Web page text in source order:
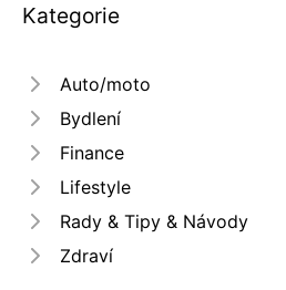
Kategorie
Auto/moto
Bydlení
Finance
Lifestyle
Rady & Tipy & Návody
Zdraví